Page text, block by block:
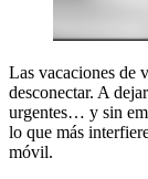
Las vacaciones de
desconectar. A
urgentes… y sin
lo que más
móvil.